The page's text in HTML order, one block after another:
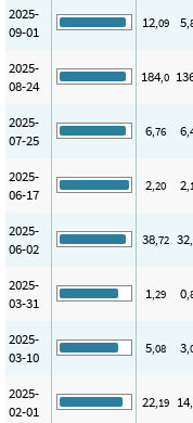
2025-
09-01
12,09 5
2025-
08-24
184,0
2025-
07-25
6,76 6
2025-
06-17
2,20 2
2025-
06-02
38,72 32
2025-
03-31
1,29 0
2025-
03-10
5,08 3
2025-
02-01
22,19 14